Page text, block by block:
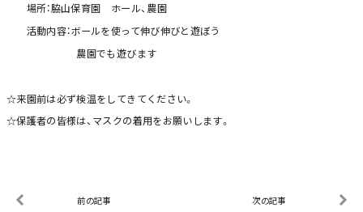
場所：脇山保育園 ホール、農園
活動内容：ボールを使って伸び伸びと遊ぼう
農園でも遊びます
☆来園前は必ず検温をしてきてください。
☆保護者の皆様は、マスクの着用をお願いします。
前の記事 次の記事